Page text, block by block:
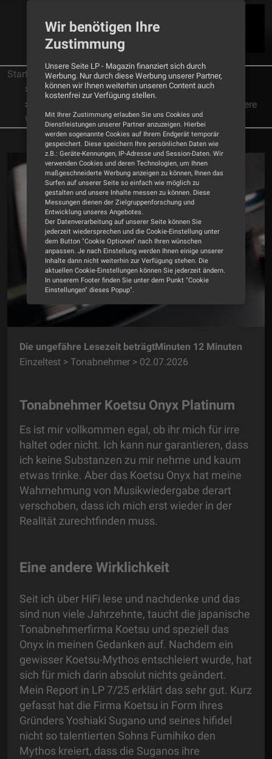
Startseite Tests
Tonabnehmer
Koetsu
Tonabnehmer Koetsu Onyx Platinum - Eine andere
Wirklichkeit
Die ungefähre Lesezeit beträgtMinuten 12 Minuten
Einzeltest > Tonabnehmer > 02.07.2026
Tonabnehmer Koetsu Onyx Platinum
Es ist mir vollkommen egal, ob ihr mich für irre
haltet oder nicht. Ich kann nur garantieren, dass
ich keine Substanzen zu mir nehme und kaum
etwas trinke. Aber das Koetsu Onyx hat meine
Wahrnehmung von Musikwiedergabe derart
verschoben, dass ich mich erst wieder in der
Realität zurechtfinden muss.
Eine andere Wirklichkeit
Seit ich über HiFi lese und nachdenke und das
sind nun viele Jahrzehnte, taucht die japanische
Tonabnehmerfirma Koetsu und speziell das
Onyx in meinen Gedanken auf. Nachdem ein
gewisser Koetsu-Mythos entschleiert wurde, hat
sich für mich darin absolut nichts geändert.
Mein Report in LP 7/25 erklärt das sehr gut. Kurz
gefasst hat die Firma Koetsu in Form ihres
Gründers Yoshiaki Sugano und seines hifidel
nicht so talentierten Sohns Fumihiko den
Mythos kreiert, dass die Suganos ihre
Wir benötigen Ihre
Zustimmung
Unsere Seite LP - Magazin finanziert sich durch
Werbung. Nur durch diese Werbung unserer Partner,
können wir Ihnen weiterhin unseren Content auch
kostenfrei zur Verfügung stellen.
Mit Ihrer Zustimmung erlauben Sie uns Cookies und
Dienstleistungen unserer Partner anzuzeigen. Hierbei
werden sogenannte Cookies auf Ihrem Endgerät temporär
gespeichert. Diese speichern Ihre persönlichen Daten wie
z.B.: Geräte-Kennungen, IP-Adresse und Session-Daten. Wir
verwenden Cookies und deren Technologien, um Ihnen
maßgeschneiderte Werbung anzeigen zu können, Ihnen das
Surfen auf unserer Seite so einfach wie möglich zu
gestalten und unsere Inhalte messen zu können. Diese
Messungen dienen der Zielgruppenforschung und
Entwicklung unseres Angebotes.
Der Datenverarbeitung auf unserer Seite können Sie
jederzeit wiedersprechen und die Cookie-Einstellung unter
dem Button "Cookie Optionen" nach Ihren wünschen
anpassen. Je nach Einstellung werden Ihnen einige unserer
Inhalte dann nicht weiterhin zur Verfügung stehen. Die
aktuellen Cookie-Einstellungen können Sie jederzeit ändern.
In unserem Footer finden Sie unter dem Punkt "Cookie
Einstellungen" dieses Popup".
Alle Cookies akzeptieren